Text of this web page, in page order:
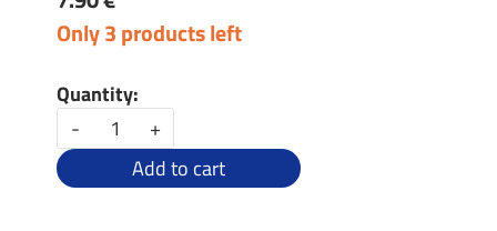
Only 3 products left
Quantity:
-
+
Add to cart